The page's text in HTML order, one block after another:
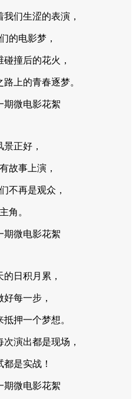
们生涩的表演，
的电影梦，
撞后的花火，
上的青春逐梦。
期微电影花絮
景正好，
故事上演，
不再是观众，
角。
期微电影花絮
日积月累，
每一步，
押一个梦想。
演出都是现场，
是实战！
期微电影花絮